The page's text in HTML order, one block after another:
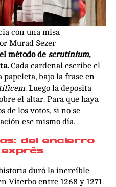
con una misa
Murad Sezer
método de scrutinium,
Cada cardenal escribe el
papeleta, bajo la frase en
. Luego la deposita
el altar. Para que haya
de los votos, si no se
ese mismo día.
del encierro
duró la increíble
Viterbo entre 1268 y 1271.